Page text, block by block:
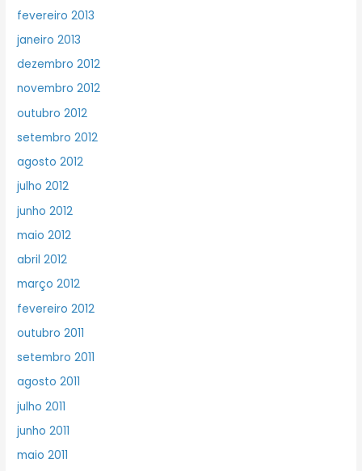
fevereiro 2013
janeiro 2013
dezembro 2012
novembro 2012
outubro 2012
setembro 2012
agosto 2012
julho 2012
junho 2012
maio 2012
abril 2012
março 2012
fevereiro 2012
outubro 2011
setembro 2011
agosto 2011
julho 2011
junho 2011
maio 2011